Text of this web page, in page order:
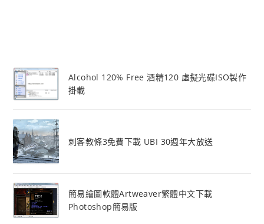
Alcohol 120% Free 酒精120 虛擬光碟ISO製作
掛載
刺客教條3免費下載 UBI 30週年大放送
簡易繪圖軟體Artweaver繁體中文下載
Photoshop簡易版